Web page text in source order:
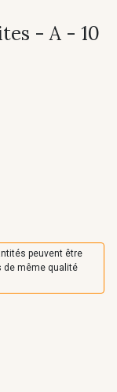
- A - 10
peuvent être
de même qualité